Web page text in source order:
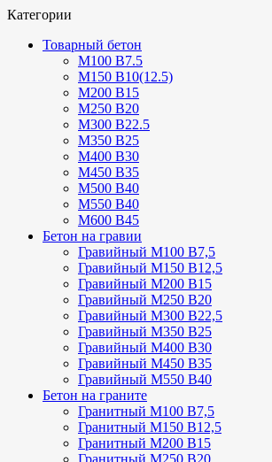
Категории
Товарный бетон
М100 В7.5
М150 В10(12.5)
М200 В15
М250 В20
М300 В22.5
М350 В25
М400 В30
М450 В35
М500 В40
М550 В40
М600 В45
Бетон на гравии
Гравийный М100 В7,5
Гравийный М150 В12,5
Гравийный М200 В15
Гравийный М250 В20
Гравийный М300 В22,5
Гравийный М350 В25
Гравийный М400 В30
Гравийный М450 В35
Гравийный М550 В40
Бетон на граните
Гранитный М100 В7,5
Гранитный М150 В12,5
Гранитный М200 В15
Гранитный М250 В20